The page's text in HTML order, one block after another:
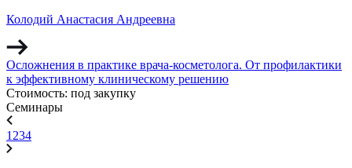
Колодий Анастасия Андреевна
Осложнения в практике врача-косметолога. От профилактики
к эффективному клиническому решению
Стоимость: под закупку
Семинары
1 234